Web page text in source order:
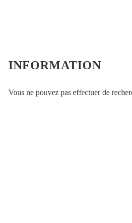
INFORMATION
Vous ne pouvez pas effectuer de